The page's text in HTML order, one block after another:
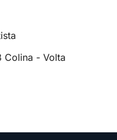
Colina - Volta